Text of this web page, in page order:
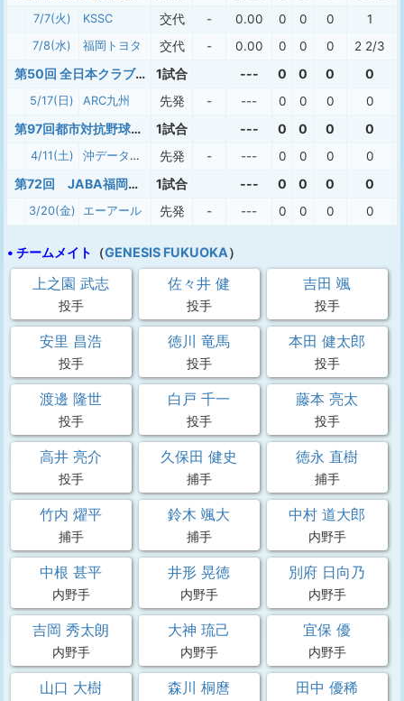
7/7(火) KSSC 交代 - 0.00 0 0 0 1
7/8(水) 福岡トヨタ 交代 - 0.00 0 0 0 2 2/3
第50回 全日本クラブ野球選手権大会 福岡県予選 1試合 --- 0 0 0 0
5/17(日) ARC九州 先発 - --- 0 0 0 0
第97回都市対抗野球大会 福岡予選 1試合 --- 0 0 0 0
4/11(土) 沖データコンピュータ教育学院 先発 - --- 0 0 0 0
第72回 JABA福岡県野球連盟会長杯 1試合 --- 0 0 0 0
3/20(金) エーアール 先発 - --- 0 0 0 0
• チームメイト （GENESIS FUKUOKA）
上之園 武志
投手
佐々井 健
投手
吉田 颯
投手
安里 昌浩
投手
徳川 竜馬
投手
本田 健太郎
投手
渡邊 隆世
投手
白戸 千一
投手
藤本 亮太
投手
高井 亮介
投手
久保田 健史
捕手
徳永 直樹
捕手
竹内 燿平
捕手
鈴木 颯大
捕手
中村 道大郎
内野手
中根 甚平
内野手
井形 晃徳
内野手
別府 日向乃
内野手
吉岡 秀太朗
内野手
大神 琉己
内野手
宜保 優
内野手
山口 大樹 森川 桐麿 田中 優稀